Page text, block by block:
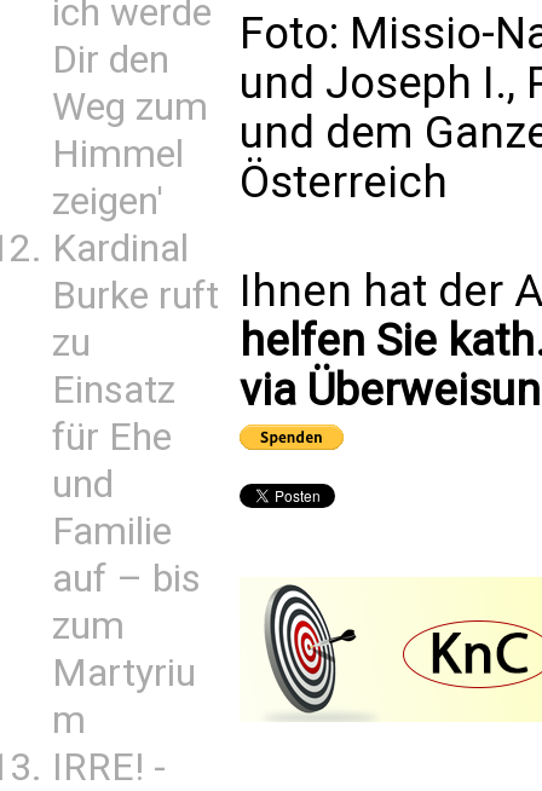
ich werde
Dir den
Weg zum
Himmel
zeigen'
Kardinal
Burke ruft
zu
Einsatz
für Ehe
und
Familie
auf – bis
zum
Martyriu
m
IRRE! -
Foto: Missio-
und Joseph I.,
und dem
Österreich
Ihnen hat der
helfen Sie
via